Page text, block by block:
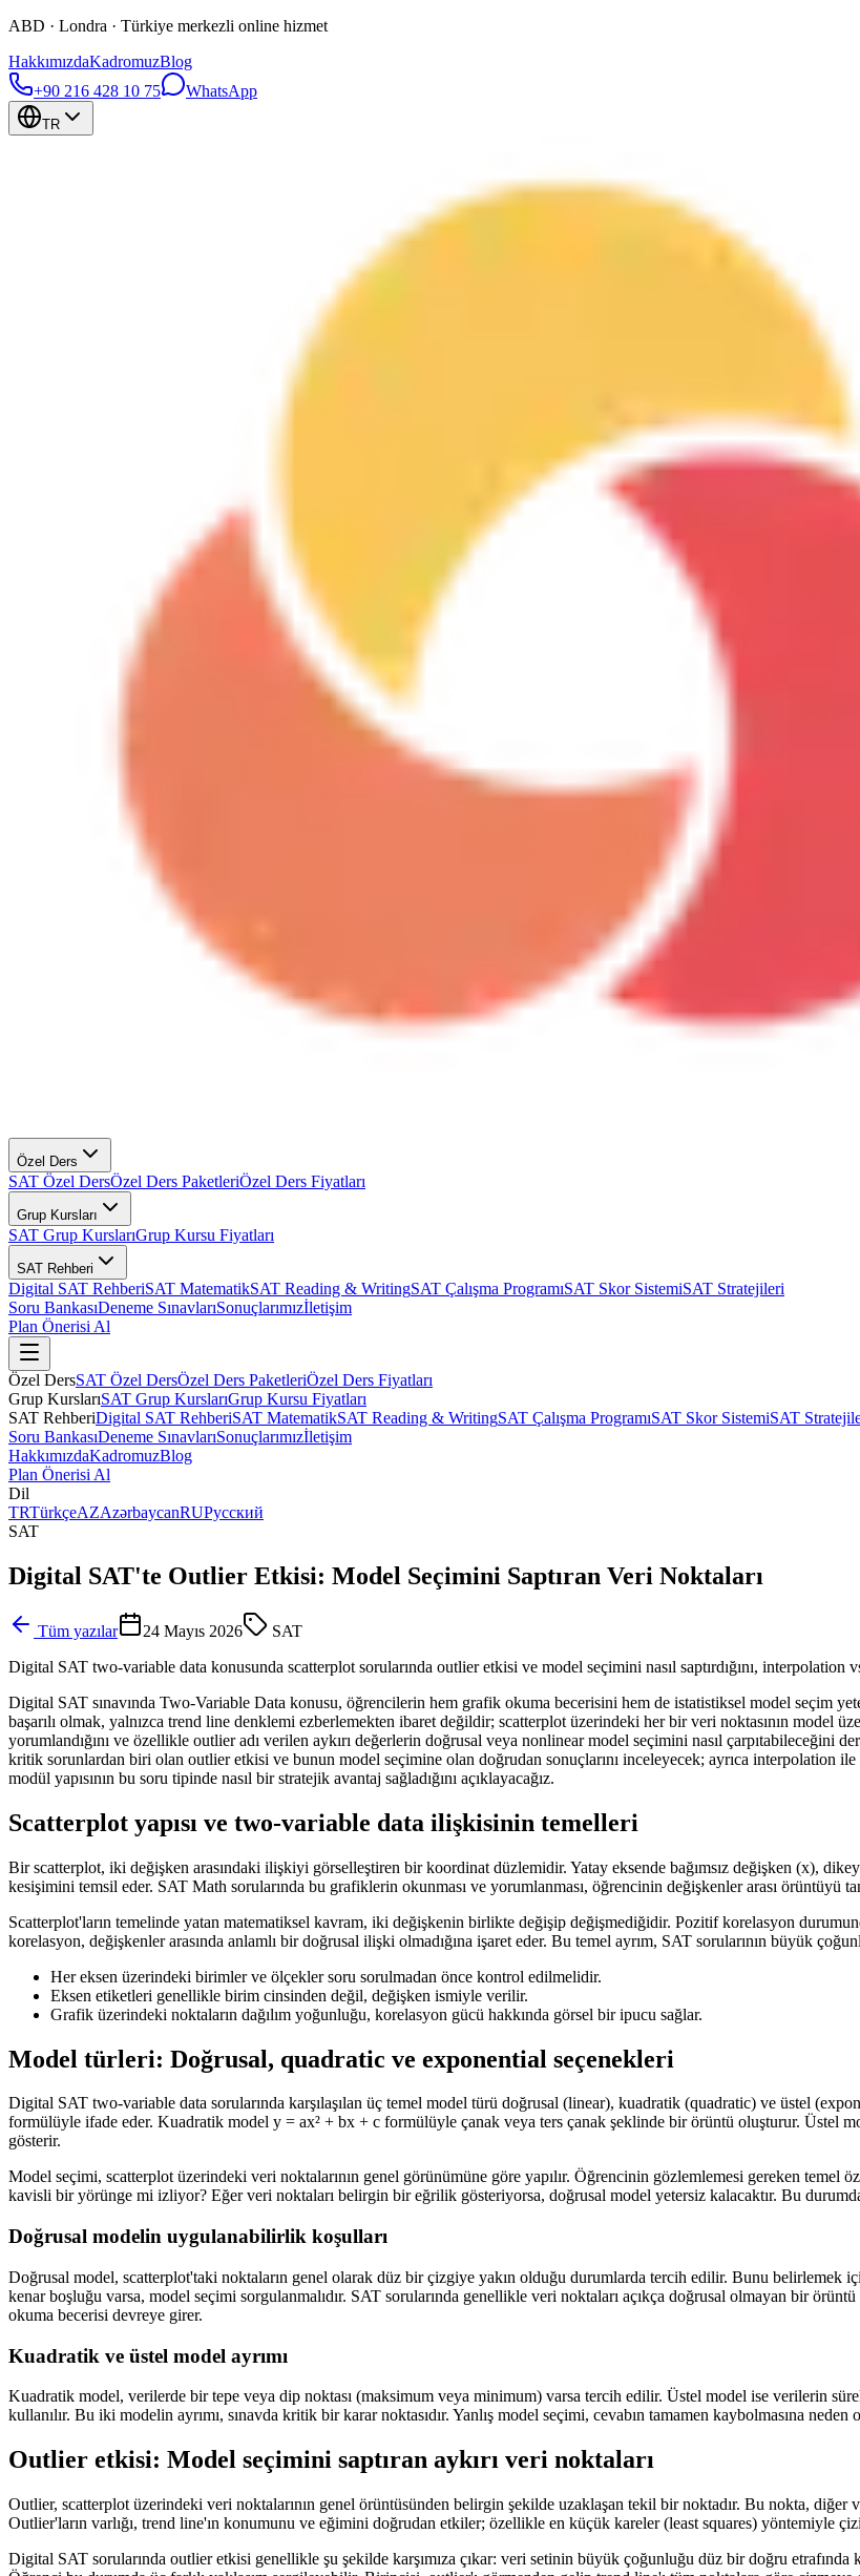
ABD · Londra · Türkiye merkezli online hizmet
HakkımızdaKadromuzBlog
+90 216 428 10 75
WhatsApp
TR
Özel Ders
SAT Özel DersÖzel Ders PaketleriÖzel Ders Fiyatları
Grup Kursları
SAT Grup KurslarıGrup Kursu Fiyatları
SAT Rehberi
Digital SAT RehberiSAT MatematikSAT Reading & WritingSAT Çalışma ProgramıSAT Skor SistemiSAT Stratejileri
Soru BankasıDeneme SınavlarıSonuçlarımızİletişim
Plan Önerisi Al
Özel DersSAT Özel DersÖzel Ders PaketleriÖzel Ders Fiyatları
Grup KurslarıSAT Grup KurslarıGrup Kursu Fiyatları
SAT RehberiDigital SAT RehberiSAT MatematikSAT Reading & WritingSAT Çalışma ProgramıSAT Skor SistemiSAT
Soru BankasıDeneme SınavlarıSonuçlarımızİletişim
HakkımızdaKadromuzBlog
Plan Önerisi Al
Dil
TRTürkçeAZAzərbaycanRUРусский
SAT
Digital SAT'te Outlier Etkisi: Model Seçimini Saptıran Veri Noktaları
Tüm yazılar 24 Mayıs 2026
SAT
Digital SAT two-variable data konusunda scatterplot sorularında outlier etkisi ve model seçimini nasıl saptırdığını, interpolation
Digital SAT sınavında Two-Variable Data konusu, öğrencilerin hem grafik okuma becerisini hem de istatistiksel model seçim
başarılı olmak, yalnızca trend line denklemi ezberlemekten ibaret değildir; scatterplot üzerindeki her bir veri noktasının model
yorumlandığını ve özellikle outlier adı verilen aykırı değerlerin doğrusal veya nonlinear model seçimini nasıl çarpıtabileceğini
kritik sorunlardan biri olan outlier etkisi ve bunun model seçimine olan doğrudan sonuçlarını inceleyecek; ayrıca interpolation
modül yapısının bu soru tipinde nasıl bir stratejik avantaj sağladığını açıklayacağız.
Scatterplot yapısı ve two-variable data ilişkisinin temelleri
Bir scatterplot, iki değişken arasındaki ilişkiyi görselleştiren bir koordinat düzlemidir. Yatay eksende bağımsız değişken (x),
kesişimini temsil eder. SAT Math sorularında bu grafiklerin okunması ve yorumlanması, öğrencinin değişkenler arası örüntüyü
Scatterplot'ların temelinde yatan matematiksel kavram, iki değişkenin birlikte değişip değişmediğidir. Pozitif korelasyon
korelasyon, değişkenler arasında anlamlı bir doğrusal ilişki olmadığına işaret eder. Bu temel ayrım, SAT sorularının büyük
Her eksen üzerindeki birimler ve ölçekler soru sorulmadan önce kontrol edilmelidir.
Eksen etiketleri genellikle birim cinsinden değil, değişken ismiyle verilir.
Grafik üzerindeki noktaların dağılım yoğunluğu, korelasyon gücü hakkında görsel bir ipucu sağlar.
Model türleri: Doğrusal, quadratic ve exponential seçenekleri
Digital SAT two-variable data sorularında karşılaşılan üç temel model türü doğrusal (linear), kuadratik (quadratic) ve üstel
formülüyle ifade eder. Kuadratik model y = ax² + bx + c formülüyle çanak veya ters çanak şeklinde bir örüntü oluşturur. Üstel
gösterir.
Model seçimi, scatterplot üzerindeki veri noktalarının genel görünümüne göre yapılır. Öğrencinin gözlemlemesi gereken temel
kavisli bir yörünge mi izliyor? Eğer veri noktaları belirgin bir eğrilik gösteriyorsa, doğrusal model yetersiz kalacaktır. Bu
Doğrusal modelin uygulanabilirlik koşulları
Doğrusal model, scatterplot'taki noktaların genel olarak düz bir çizgiye yakın olduğu durumlarda tercih edilir. Bunu belirlemek
kenar boşluğu varsa, model seçimi sorgulanmalıdır. SAT sorularında genellikle veri noktaları açıkça doğrusal olmayan bir
okuma becerisi devreye girer.
Kuadratik ve üstel model ayrımı
Kuadratik model, verilerde bir tepe veya dip noktası (maksimum veya minimum) varsa tercih edilir. Üstel model ise verilerin
kullanılır. Bu iki modelin ayrımı, sınavda kritik bir karar noktasıdır. Yanlış model seçimi, cevabın tamamen kaybolmasına neden
Outlier etkisi: Model seçimini saptıran aykırı veri noktaları
Outlier, scatterplot üzerindeki veri noktalarının genel örüntüsünden belirgin şekilde uzaklaşan tekil bir noktadır. Bu nokta, diğer
Outlier'ların varlığı, trend line'ın konumunu ve eğimini doğrudan etkiler; özellikle en küçük kareler (least squares) yöntemiyle
Digital SAT sorularında outlier etkisi genellikle şu şekilde karşımıza çıkar: veri setinin büyük çoğunluğu düz bir doğru